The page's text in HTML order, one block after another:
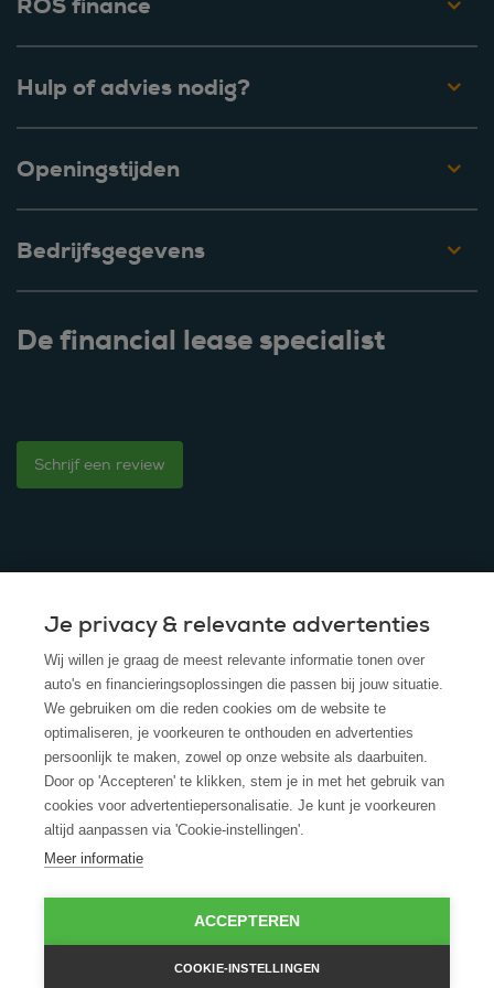
ROS finance
Hulp of advies nodig?
Openingstijden
Bedrijfsgegevens
De financial lease specialist
Schrijf een review
© 2025 - ROS Krediet Service
Algemene Voorwaarden
Disclaimer
Privacy Policy
Cookies
Cookie policy
Je privacy & relevante advertenties
Wij willen je graag de meest relevante informatie tonen over
auto's en financieringsoplossingen die passen bij jouw situatie.
We gebruiken om die reden cookies om de website te
optimaliseren, je voorkeuren te onthouden en advertenties
persoonlijk te maken, zowel op onze website als daarbuiten.
Door op 'Accepteren' te klikken, stem je in met het gebruik van
cookies voor advertentiepersonalisatie. Je kunt je voorkeuren
altijd aanpassen via 'Cookie-instellingen'.
Meer informatie
ACCEPTEREN
COOKIE-INSTELLINGEN